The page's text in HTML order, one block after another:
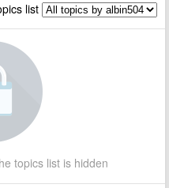
list
topics list is hidden